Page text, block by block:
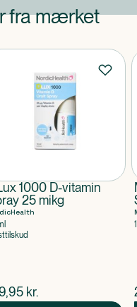
fra mærket
1000 D-vitamin
25 mikg
pris
kr.